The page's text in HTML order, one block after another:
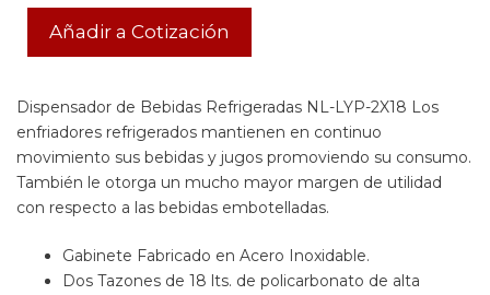
Añadir a Cotización
Dispensador de Bebidas Refrigeradas NL-LYP-2X18 Los
enfriadores refrigerados mantienen en continuo
movimiento sus bebidas y jugos promoviendo su consumo.
También le otorga un mucho mayor margen de utilidad
con respecto a las bebidas embotelladas.
Gabinete Fabricado en Acero Inoxidable.
Dos Tazones de 18 lts. de policarbonato de alta